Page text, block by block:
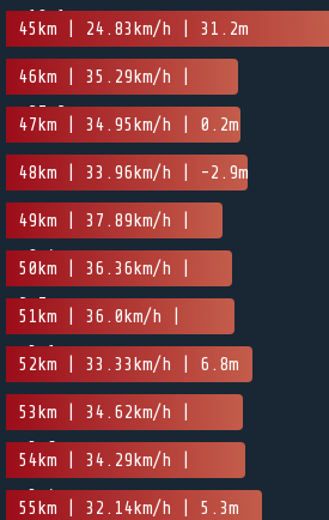
-10.1m
45km | 24.83km/h | 31.2m
46km | 35.29km/h |
-27.2m
47km | 34.95km/h | 0.2m
48km | 33.96km/h | -2.9m
49km | 37.89km/h |
-0.4m
50km | 36.36km/h |
2.7m
51km | 36.0km/h |
-3.1m
52km | 33.33km/h | 6.8m
53km | 34.62km/h |
-3.6m
54km | 34.29km/h |
-3.4m
55km | 32.14km/h | 5.3m